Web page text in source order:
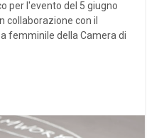
per l'evento del 5 giugno
collaborazione con il
femminile della Camera di